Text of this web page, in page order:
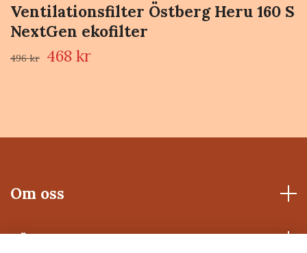
Ventilationsfilter Östberg Heru 160 S
NextGen ekofilter
496 kr 468 kr
Om oss
Läs mer